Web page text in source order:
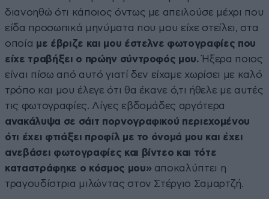
διανοηθώ ότι κάποιος όντως με απειλούσε μέχρι που
είδα προσωπικά μηνύματα που μου είχε στείλει, στα
οποία με έβριζε και μου έστελνε φωτογραφίες που
είχε τραβήξει ο πρώην σύντροφός μου.Ήξερα ποιος
είναι πίσω από αυτό γιατί δεν είχαμε χωρίσει με καλό
τρόπο και μου έλεγε ότι θα έκανε ό,τι ήθελε με αυτές
τις φωτογραφίες. Λίγες εβδομάδες αργότερα
ανακάλυψα σε σάιτ πορνογραφικού περιεχομένου
ότι έχει φτιάξει προφίλ με το όνομά μου και έχει
ανεβάσει φωτογραφίες και βίντεο και τότε
καταστράφηκε ο κόσμος μου» αποκαλύπτει η
τραγουδίστρια μιλώντας στον Στέργιο Σαμαρτζή.